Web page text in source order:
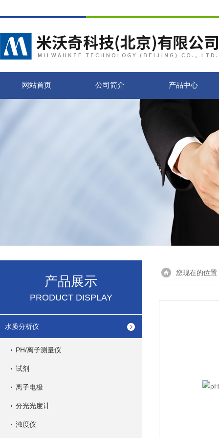
网站首页 公司简介 产品中心
产品展示
PRODUCT DISPLAY
水质分析仪
PH/离子测量仪
试剂
离子电极
分光光度计
浊度仪
您现在的位置